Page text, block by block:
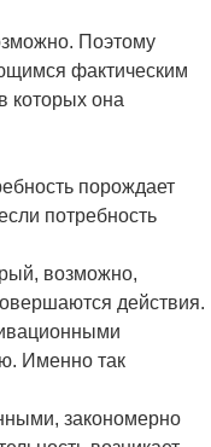
Поэтому
фактическим
которых она
порождает
потребность
возможно,
действия.
Именно так
закономерно